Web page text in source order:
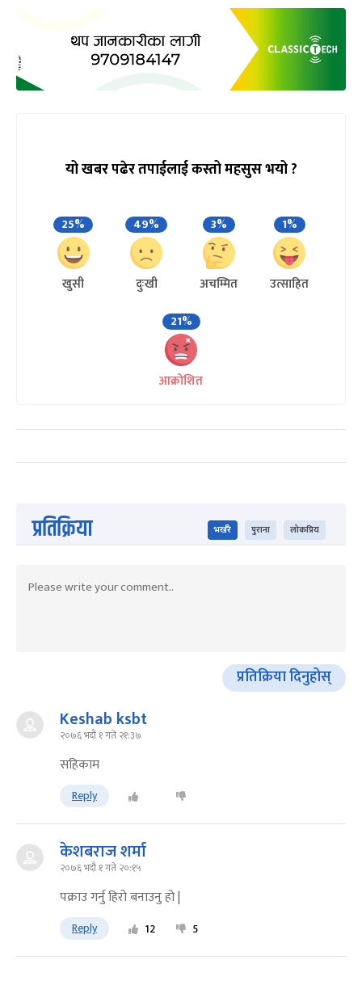
यो खबर पढेर तपाईलाई कस्तो महसुस भयो ?
25%
खुसी
49%
दुःखी
3%
अचम्मित
1%
उत्साहित
21%
आक्रोशित
प्रतिक्रिया भर्खरै पुराना लोकप्रिय
प्रतिक्रिया दिनुहोस्
Keshab ksbt
२०७६ भदौ १ गते २१:३७
सहिकाम
Reply
केशबराज शर्मा
२०७६ भदौ १ गते २०:१५
पक्राउ गर्नु हिरो बनाउनु हो |
Reply 12 5